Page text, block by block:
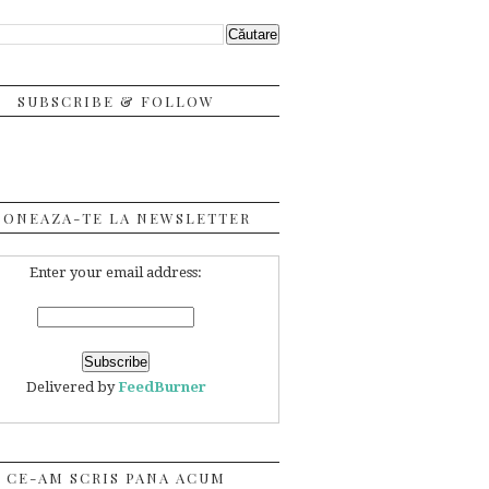
SUBSCRIBE & FOLLOW
TE LA NEWSLETTER
Enter your email address:
Delivered byFeedBurner
CE-AM SCRIS PANA ACUM